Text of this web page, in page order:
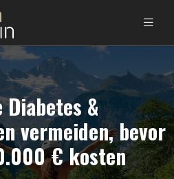
Diabetes &
vermeiden, bevor
€ kosten